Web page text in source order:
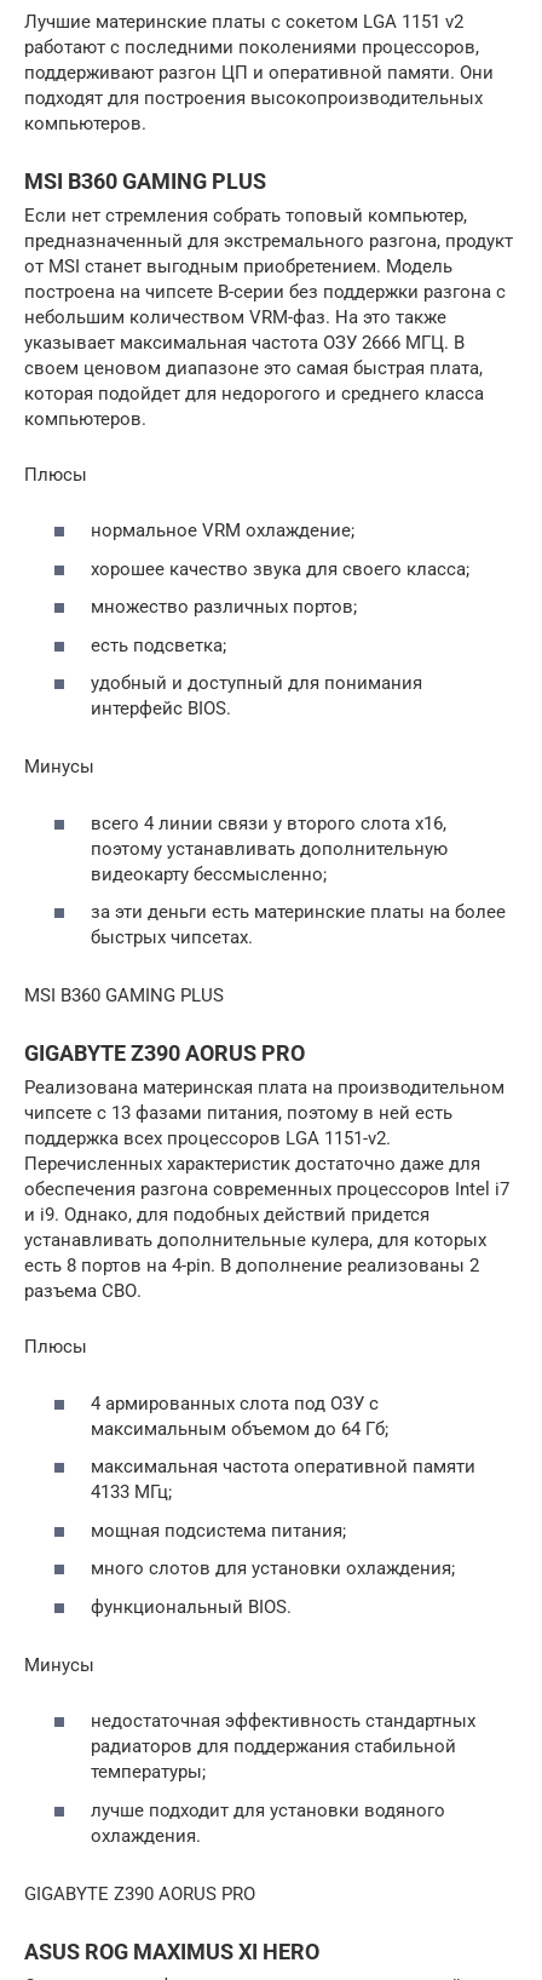
Лучшие материнские платы с сокетом LGA 1151 v2
работают с последними поколениями процессоров,
поддерживают разгон ЦП и оперативной памяти. Они
подходят для построения высокопроизводительных
компьютеров.
MSI B360 GAMING PLUS
Если нет стремления собрать топовый компьютер,
предназначенный для экстремального разгона, продукт
от MSI станет выгодным приобретением. Модель
построена на чипсете B-серии без поддержки разгона с
небольшим количеством VRM-фаз. На это также
указывает максимальная частота ОЗУ 2666 МГЦ. В
своем ценовом диапазоне это самая быстрая плата,
которая подойдет для недорогого и среднего класса
компьютеров.
Плюсы
нормальное VRM охлаждение;
хорошее качество звука для своего класса;
множество различных портов;
есть подсветка;
удобный и доступный для понимания
интерфейс BIOS.
Минусы
всего 4 линии связи у второго слота x16,
поэтому устанавливать дополнительную
видеокарту бессмысленно;
за эти деньги есть материнские платы на более
быстрых чипсетах.
MSI B360 GAMING PLUS
GIGABYTE Z390 AORUS PRO
Реализована материнская плата на производительном
чипсете с 13 фазами питания, поэтому в ней есть
поддержка всех процессоров LGA 1151-v2.
Перечисленных характеристик достаточно даже для
обеспечения разгона современных процессоров Intel i7
и i9. Однако, для подобных действий придется
устанавливать дополнительные кулера, для которых
есть 8 портов на 4-pin. В дополнение реализованы 2
разъема СВО.
Плюсы
4 армированных слота под ОЗУ с
максимальным объемом до 64 Гб;
максимальная частота оперативной памяти
4133 МГц;
мощная подсистема питания;
много слотов для установки охлаждения;
функциональный BIOS.
Минусы
недостаточная эффективность стандартных
радиаторов для поддержания стабильной
температуры;
лучше подходит для установки водяного
охлаждения.
GIGABYTE Z390 AORUS PRO
ASUS ROG MAXIMUS XI HERO